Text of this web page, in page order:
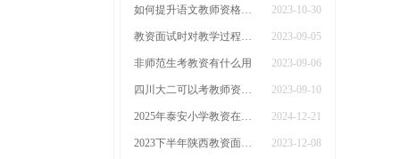
如何提升语文教师资格证试讲面试的应试技巧？ 2023-10-30
教资面试时对教学过程的评分标准 2023-09-05
非师范生考教资有什么用 2023-09-06
四川大二可以考教师资格证吗 2023-09-10
2025年泰安小学教资在哪里考？ 2024-12-21
2023下半年陕西教资面试成绩公布日期：1月10日 2023-12-08